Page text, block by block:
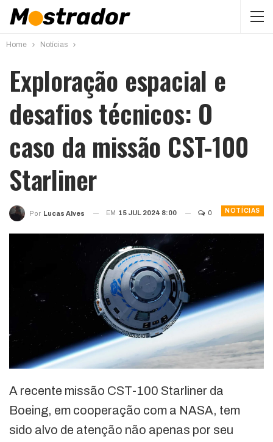
Home Notícias
Exploração espacial e
desafios técnicos: O
caso da missão CST-100
Starliner
NOTÍCIAS
Por Lucas Alves EM 15 JUL 2024 8:00 0
A recente missão CST-100 Starliner da
Boeing, em cooperação com a NASA, tem
sido alvo de atenção não apenas por seu